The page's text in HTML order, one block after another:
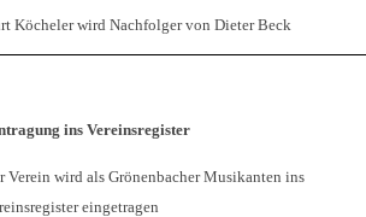
Köcheler wird Nachfolger von Dieter Beck
ins Vereinsregister
Verein wird als Grönenbacher Musikanten ins
eingetragen